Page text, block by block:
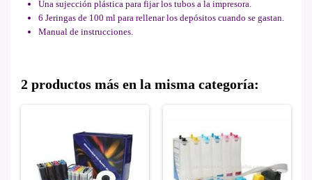
Una sujección plástica para fijar los tubos a la impresora.
6 Jeringas de 100 ml para rellenar los depósitos cuando se gastan.
Manual de instrucciones.
2 productos más en la misma categoría: